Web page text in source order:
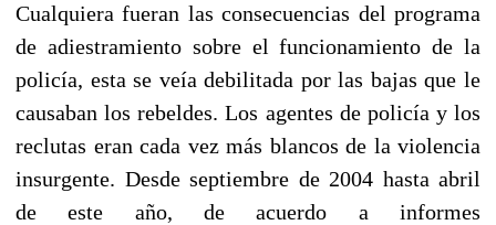
Cualquiera fueran las consecuencias del programa
de adiestramiento sobre el funcionamiento de la
policía, esta se veía debilitada por las bajas que le
causaban los rebeldes. Los agentes de policía y los
reclutas eran cada vez más blancos de la violencia
insurgente. Desde septiembre de 2004 hasta abril
de este año, de acuerdo a informes